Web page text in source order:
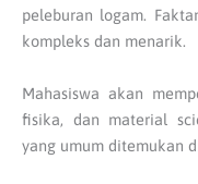
peleburan logam.
kompleks dan menarik.
Mahasiswa akan
fisika, dan material
yang umum ditemukan